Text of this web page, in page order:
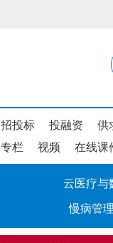
招投标 投融资 供
专栏 视频 在线课
云医疗与
慢病管